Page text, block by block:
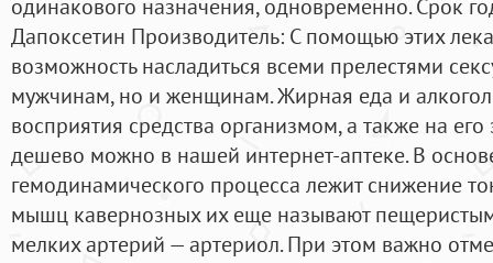
Дапоксетин Производитель: С помощью этих
возможность насладиться всеми прелестями
мужчинам, но и женщинам. Жирная еда и
восприятия средства организмом, а также на
дешево можно в нашей интернет-аптеке. В
гемодинамического процесса лежит снижение
мышц кавернозных их еще называют
мелких артерий — артериол. При этом важно